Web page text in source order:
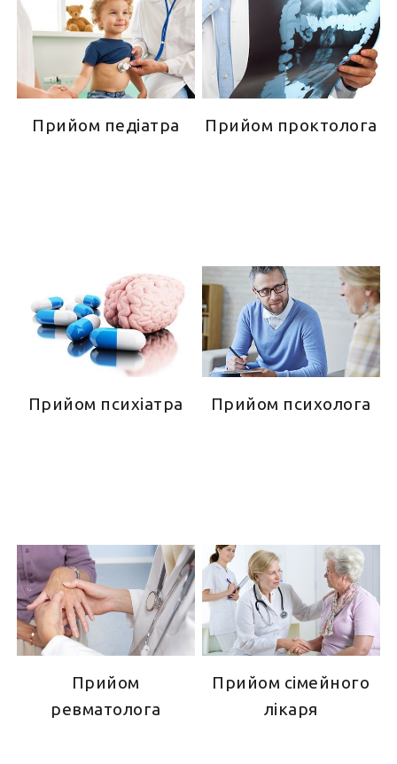
Прийом педіатра Прийом проктолога
Прийом психіатра Прийом психолога
Прийом
ревматолога
Прийом сімейного
лікаря